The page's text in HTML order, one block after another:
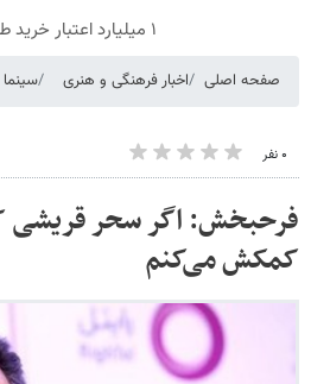
۱ میلیارد اعتبار خرید طلا | بدون ضامن و چک
صفحه اصلی اخبار فرهنگی و هنری سینما
۰ نفر
فرحبخش: اگر سحر قریشی
کمکش می‌کنم